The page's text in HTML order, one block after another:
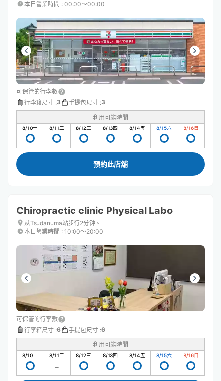
本日營業時間 : 00:00〜00:00
可保管的行李數
行李箱尺寸 :3 手提包尺寸 :3
利用可能時間
8/10一 8/11二 8/12三 8/13四 8/14五 8/15六 8/16日
預約此店舖
Chiropractic clinic Physical Labo
从Tsudanuma站步行2分钟。
本日營業時間 : 10:00〜20:00
可保管的行李數
行李箱尺寸 :6 手提包尺寸 :6
利用可能時間
8/10一 8/11二 8/12三 8/13四 8/14五 8/15六 8/16日